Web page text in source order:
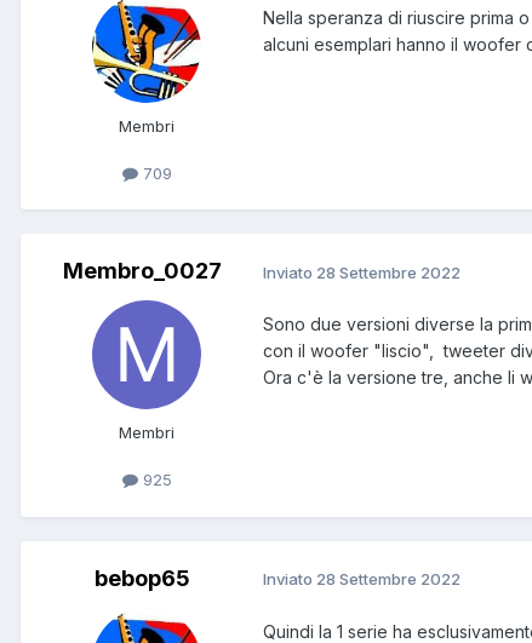
Membri
709
Nella speranza di riuscire prima
alcuni esemplari hanno il woofer
Membro_0027
Membri
925
Inviato 28 Settembre 2022
Sono due versioni diverse la
con il woofer "liscio", tweeter
Ora c'è la versione tre, anche li
bebop65 Inviato 28 Settembre 2022
Quindi la 1 serie ha